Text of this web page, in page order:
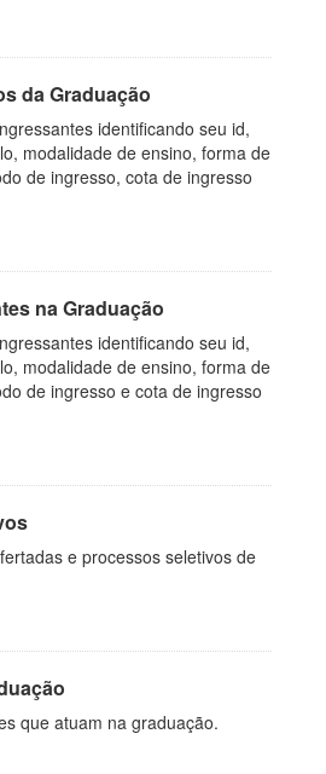
da Graduação
identificando seu id,
modalidade de ensino, forma de
de ingresso, cota de ingresso
na Graduação
identificando seu id,
modalidade de ensino, forma de
de ingresso e cota de ingresso
e processos seletivos de
que atuam na graduação.